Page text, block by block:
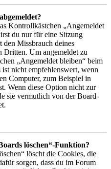
Kontrollkästchen „Angemeldet
du nur für eine Sitzung
den Missbrauch deines
Dritten. Um angemeldet zu
„Angemeldet bleiben“ beim
nicht empfehlenswert, wenn
Computer, zum Beispiel in
Wenn diese Option nicht zur
sie vermutlich von der Board-
löschen“-Funktion?
löscht die Cookies, die
sorgen, dass du im Forum